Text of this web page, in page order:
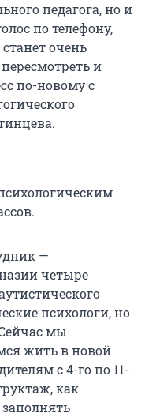
педагога, но и
по телефону,
очень
и
по-новому с
—
четыре
психологи, но
мы
жить в новой
с 4-го по 11-
как